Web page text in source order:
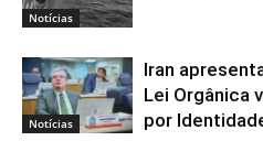
Notícias
Notícias
Iran
Lei Orgânica
por